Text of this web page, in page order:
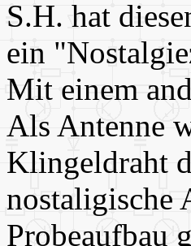
S.H. hat
ein
Mit einem
Als Antenne
Klingeldraht
nostaligische
Probeaufbau